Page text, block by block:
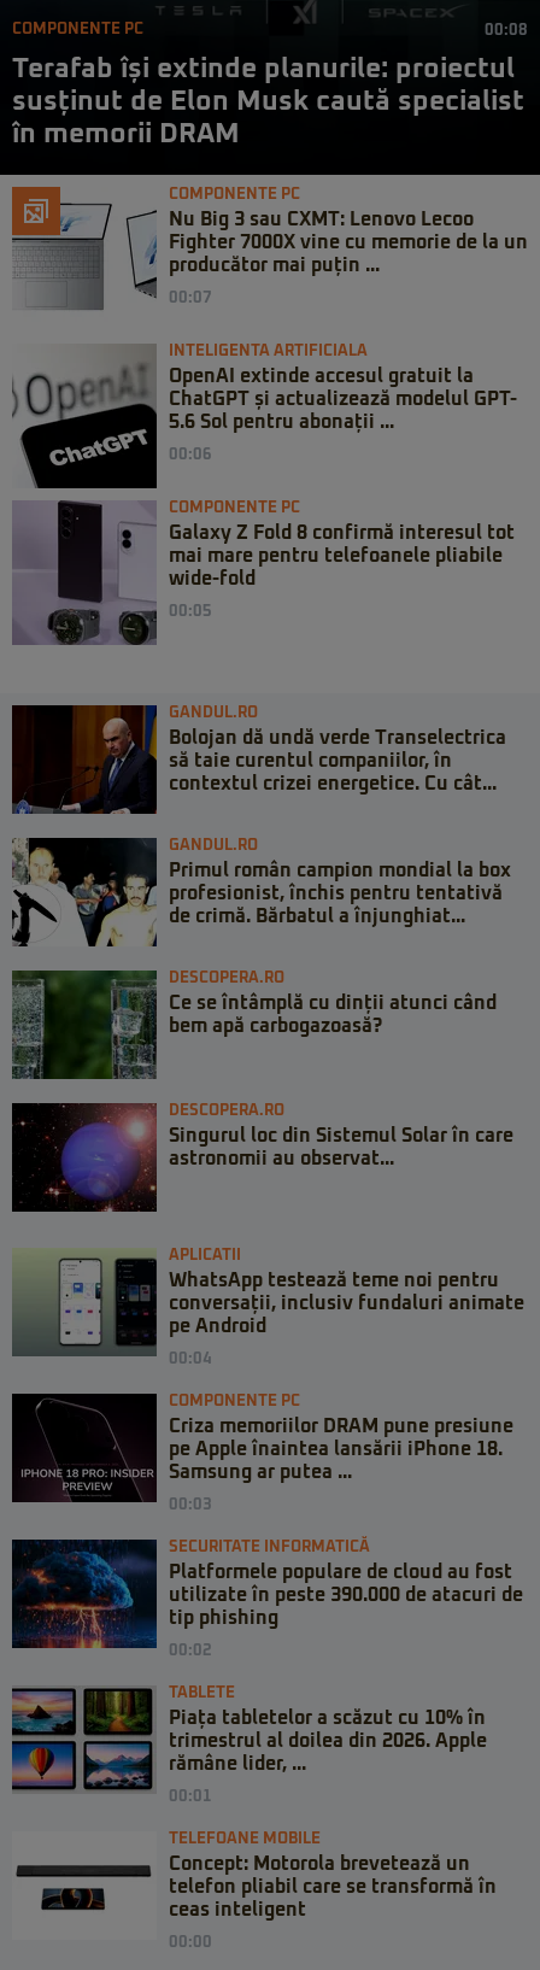
COMPONENTE PC 00:08
Terafab își extinde planurile: proiectul
susținut de Elon Musk caută specialist
în memorii DRAM
COMPONENTE PC
Nu Big 3 sau CXMT: Lenovo Lecoo
Fighter 7000X vine cu memorie de la un
producător mai puțin ...
00:07
INTELIGENTA ARTIFICIALA
OpenAI extinde accesul gratuit la
ChatGPT și actualizează modelul GPT-
5.6 Sol pentru abonații ...
00:06
COMPONENTE PC
Galaxy Z Fold 8 confirmă interesul tot
mai mare pentru telefoanele pliabile
wide-fold
00:05
GANDUL.RO
Bolojan dă undă verde Transelectrica
să taie curentul companiilor, în
contextul crizei energetice. Cu cât...
GANDUL.RO
Primul român campion mondial la box
profesionist, închis pentru tentativă
de crimă. Bărbatul a înjunghiat...
DESCOPERA.RO
Ce se întâmplă cu dinții atunci când
bem apă carbogazoasă?
DESCOPERA.RO
Singurul loc din Sistemul Solar în care
astronomii au observat...
APLICATII
WhatsApp testează teme noi pentru
conversații, inclusiv fundaluri animate
pe Android
00:04
COMPONENTE PC
Criza memoriilor DRAM pune presiune
pe Apple înaintea lansării iPhone 18.
Samsung ar putea ...
00:03
SECURITATE INFORMATICĂ
Platformele populare de cloud au fost
utilizate în peste 390.000 de atacuri de
tip phishing
00:02
TABLETE
Piața tabletelor a scăzut cu 10% în
trimestrul al doilea din 2026. Apple
rămâne lider, ...
00:01
TELEFOANE MOBILE
Concept: Motorola brevetează un
telefon pliabil care se transformă în
ceas inteligent
00:00